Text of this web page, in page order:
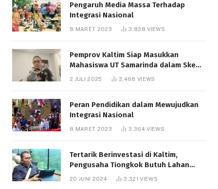
Pengaruh Media Massa Terhadap
Integrasi Nasional
8 MARET 2023 3,838VIEWS
Pemprov Kaltim Siap Masukkan
Mahasiswa UT Samarinda dalam Skema
Bantuan Pendidikan Gratispol
2 JULI 2025 3,468 VIEWS
Peran Pendidikan dalam Mewujudkan
Integrasi Nasional
8 MARET 2023 3,364VIEWS
Tertarik Berinvestasi di Kaltim,
Pengusaha Tiongkok Butuh Lahan
1.000 Hektare
20 JUNI 2024 3,321VIEWS